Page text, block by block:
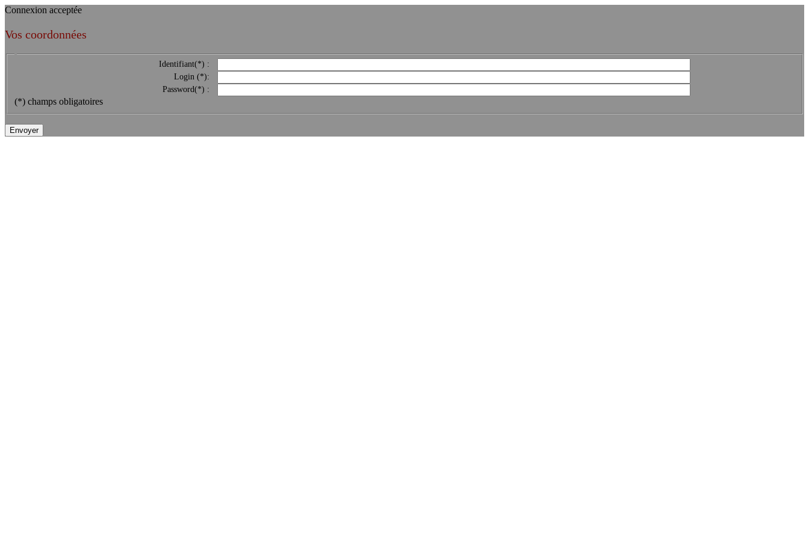
Connexion acceptée
Vos coordonnées
Identifiant(*) :
Login (*):
Password(*) :
(*) champs obligatoires